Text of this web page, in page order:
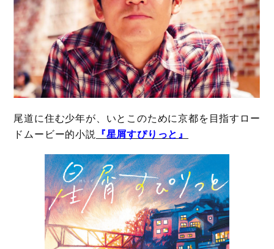
尾道に住む少年が、いとこのために京都を目指すロー
ドムービー的小説 『星屑すぴりっと』